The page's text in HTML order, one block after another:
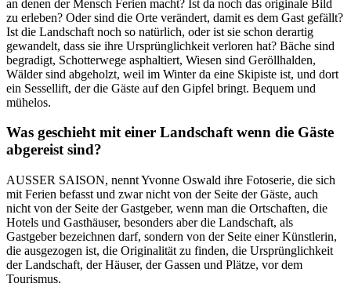
an denen der Mensch Ferien macht? Ist da noch das originale Bild
zu erleben? Oder sind die Orte verändert, damit es dem Gast gefällt?
Ist die Landschaft noch so natürlich, oder ist sie schon derartig
gewandelt, dass sie ihre Ursprünglichkeit verloren hat? Bäche sind
begradigt, Schotterwege asphaltiert, Wiesen sind Geröllhalden,
Wälder sind abgeholzt, weil im Winter da eine Skipiste ist, und dort
ein Sessellift, der die Gäste auf den Gipfel bringt. Bequem und
mühelos.
Was geschieht mit einer Landschaft wenn die Gäste
abgereist sind?
AUSSER SAISON, nennt Yvonne Oswald ihre Fotoserie, die sich
mit Ferien befasst und zwar nicht von der Seite der Gäste, auch
nicht von der Seite der Gastgeber, wenn man die Ortschaften, die
Hotels und Gasthäuser, besonders aber die Landschaft, als
Gastgeber bezeichnen darf, sondern von der Seite einer Künstlerin,
die ausgezogen ist, die Originalität zu finden, die Ursprünglichkeit
der Landschaft, der Häuser, der Gassen und Plätze, vor dem
Tourismus.